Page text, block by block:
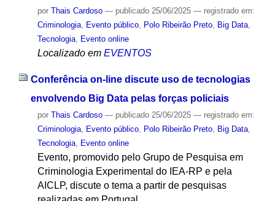
por Thais Cardoso — publicado25/06/2025 — registrado em:
Criminologia, Evento público, Polo Ribeirão Preto, Big Data,
Tecnologia, Evento online
Localizado em EVENTOS
Conferência on-line discute uso de tecnologias
envolvendo Big Data pelas forças policiais
por Thais Cardoso — publicado25/06/2025 — registrado em:
Criminologia, Evento público, Polo Ribeirão Preto, Big Data,
Tecnologia, Evento online
Evento, promovido pelo Grupo de Pesquisa em
Criminologia Experimental do IEA-RP e pela
AICLP, discute o tema a partir de pesquisas